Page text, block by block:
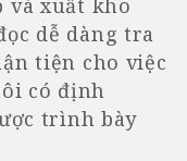
dễ dàng tra
tiện cho việc
có định
trình bày